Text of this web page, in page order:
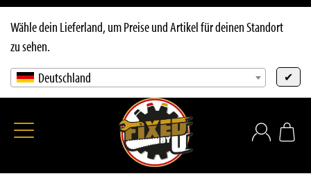
Wähle dein Lieferland, um Preise und Artikel für deinen Standort
zu sehen.
Deutschland
✔